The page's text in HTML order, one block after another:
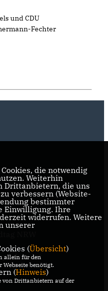
und CDU
Fechter
KONTAKT
NRW
die notwendig
Weiterhin
Drittanbietern, die uns
verbessern (Website-
bestimmter
Einwilligung. Ihre
widerrufen. Weitere
unserer
(Übersicht)
allein für den
Webseite benötigt.
(Hinweis)
von Drittanbietern auf der